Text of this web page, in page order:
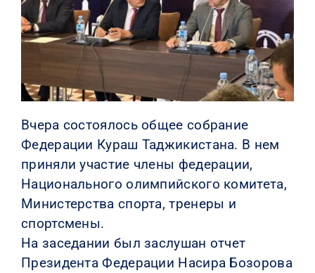
Вчера состоялось общее собрание
Федерации Кураш Таджикистана. В нем
приняли участие члены федерации,
Национального олимпийского комитета,
Министерства спорта, тренеры и
спортсмены.
На заседании был заслушан отчет
Президента Федерации Насира Бозорова